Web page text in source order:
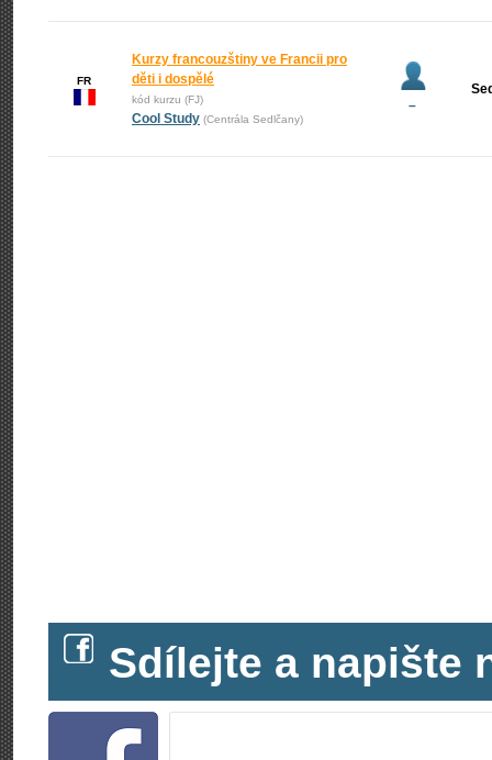
FR
Kurzy francouzštiny ve Francii pro
děti i dospělé
kód kurzu (FJ)
Cool Study (Centrála Sedlčany)
–
Sdílejte a napište